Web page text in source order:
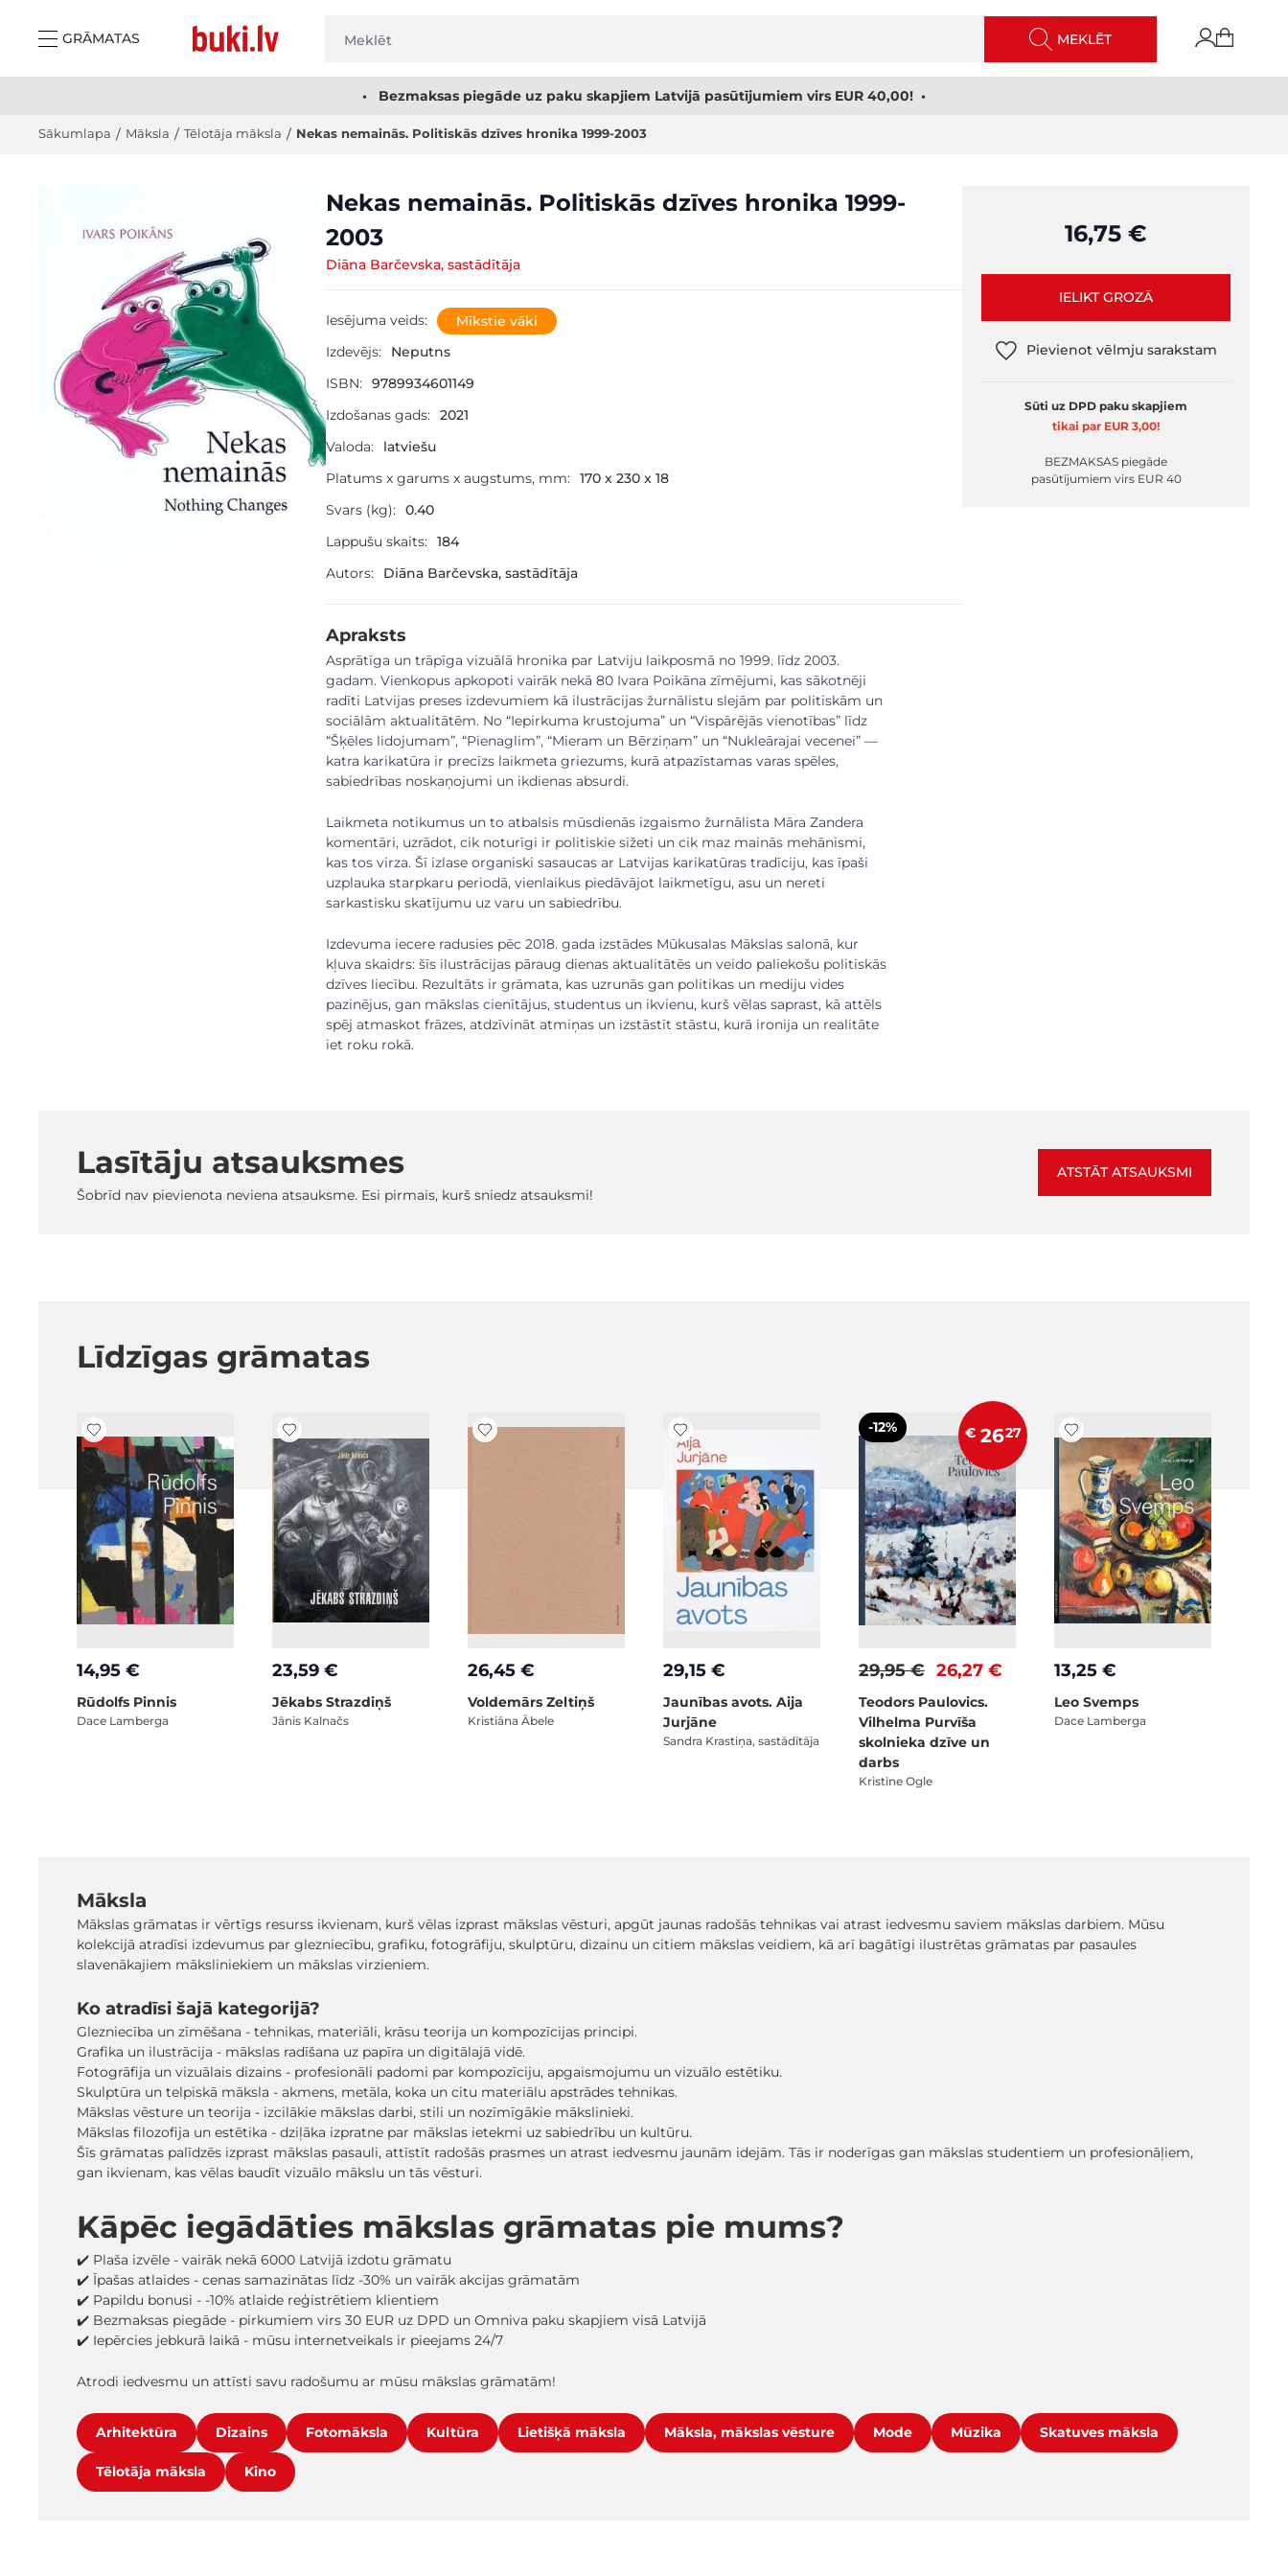
GRĀMATAS
MEKLĒT
• Bezmaksas piegāde uz paku skapjiem Latvijā pasūtījumiem virs EUR 40,00! •
Sākumlapa / Māksla / Tēlotāja māksla / Nekas nemainās. Politiskās dzīves hronika 1999-2003
Nekas nemainās. Politiskās dzīves hronika 1999-
2003
Diāna Barčevska, sastādītāja
Iesējuma veids:
Mīkstie vāki
Izdevējs:
Neputns
ISBN:
9789934601149
Izdošanas gads:
2021
Valoda:
latviešu
Platums x garums x augstums, mm:
170 x 230 x 18
Svars (kg):
0.40
Lappušu skaits:
184
Autors:
Diāna Barčevska, sastādītāja
Apraksts
Asprātīga un trāpīga vizuālā hronika par Latviju laikposmā no 1999. līdz 2003.
gadam. Vienkopus apkopoti vairāk nekā 80 Ivara Poikāna zīmējumi, kas sākotnēji
radīti Latvijas preses izdevumiem kā ilustrācijas žurnālistu slejām par politiskām un
sociālām aktualitātēm. No “Iepirkuma krustojuma” un “Vispārējās vienotības” līdz
“Šķēles lidojumam”, “Pienaglim”, “Mieram un Bērziņam” un “Nukleārajai vecenei” —
katra karikatūra ir precīzs laikmeta griezums, kurā atpazīstamas varas spēles,
sabiedrības noskaņojumi un ikdienas absurdi.
Laikmeta notikumus un to atbalsis mūsdienās izgaismo žurnālista Māra Zandera
komentāri, uzrādot, cik noturīgi ir politiskie sižeti un cik maz mainās mehānismi,
kas tos virza. Šī izlase organiski sasaucas ar Latvijas karikatūras tradīciju, kas īpaši
uzplauka starpkaru periodā, vienlaikus piedāvājot laikmetīgu, asu un nereti
sarkastisku skatījumu uz varu un sabiedrību.
Izdevuma iecere radusies pēc 2018. gada izstādes Mūkusalas Mākslas salonā, kur
kļuva skaidrs: šīs ilustrācijas pāraug dienas aktualitātēs un veido paliekošu politiskās
dzīves liecību. Rezultāts ir grāmata, kas uzrunās gan politikas un mediju vides
pazinējus, gan mākslas cienītājus, studentus un ikvienu, kurš vēlas saprast, kā attēls
spēj atmaskot frāzes, atdzīvināt atmiņas un izstāstīt stāstu, kurā ironija un realitāte
iet roku rokā.
16,75 €
IELIKT GROZĀ
Pievienot vēlmju sarakstam
Sūti uz DPD paku skapjiem
tikai par EUR 3,00!
BEZMAKSAS piegāde
pasūtījumiem virs EUR 40
Lasītāju atsauksmes
Šobrīd nav pievienota neviena atsauksme. Esi pirmais, kurš sniedz atsauksmi!
ATSTĀT ATSAUKSMI
Līdzīgas grāmatas
14,95 €
Rūdolfs Pinnis
Dace Lamberga
23,59 €
Jēkabs Strazdiņš
Jānis Kalnačs
26,45 €
Voldemārs Zeltiņš
Kristiāna Ābele
29,15 €
Jaunības avots. Aija
Jurjāne
Sandra Krastiņa, sastādītāja
-12% € 2627
26,27 €
29,95 €
Teodors Paulovics.
Vilhelma Purvīša
skolnieka dzīve un
darbs
Kristīne Ogle
13,25 €
Leo Svemps
Dace Lamberga
Māksla
Mākslas grāmatas ir vērtīgs resurss ikvienam, kurš vēlas izprast mākslas vēsturi, apgūt jaunas radošās tehnikas vai atrast iedvesmu saviem mākslas darbiem. Mūsu
kolekcijā atradīsi izdevumus par glezniecību, grafiku, fotogrāfiju, skulptūru, dizainu un citiem mākslas veidiem, kā arī bagātīgi ilustrētas grāmatas par pasaules
slavenākajiem māksliniekiem un mākslas virzieniem.
Ko atradīsi šajā kategorijā?
Glezniecība un zīmēšana - tehnikas, materiāli, krāsu teorija un kompozīcijas principi.
Grafika un ilustrācija - mākslas radīšana uz papīra un digitālajā vidē.
Fotogrāfija un vizuālais dizains - profesionāli padomi par kompozīciju, apgaismojumu un vizuālo estētiku.
Skulptūra un telpiskā māksla - akmens, metāla, koka un citu materiālu apstrādes tehnikas.
Mākslas vēsture un teorija - izcilākie mākslas darbi, stili un nozīmīgākie mākslinieki.
Mākslas filozofija un estētika - dziļāka izpratne par mākslas ietekmi uz sabiedrību un kultūru.
Šīs grāmatas palīdzēs izprast mākslas pasauli, attīstīt radošās prasmes un atrast iedvesmu jaunām idejām. Tās ir noderīgas gan mākslas studentiem un profesionāļiem,
gan ikvienam, kas vēlas baudīt vizuālo mākslu un tās vēsturi.
Kāpēc iegādāties mākslas grāmatas pie mums?
✔️ Plaša izvēle - vairāk nekā 6000 Latvijā izdotu grāmatu
✔️ Īpašas atlaides - cenas samazinātas līdz -30% un vairāk akcijas grāmatām
✔️ Papildu bonusi - -10% atlaide reģistrētiem klientiem
✔️ Bezmaksas piegāde - pirkumiem virs 30 EUR uz DPD un Omniva paku skapjiem visā Latvijā
✔️ Iepērcies jebkurā laikā - mūsu internetveikals ir pieejams 24/7
Atrodi iedvesmu un attīsti savu radošumu ar mūsu mākslas grāmatām!
Arhitektūra Dizains Fotomāksla Kultūra Lietišķā māksla Māksla, mākslas vēsture Mode Mūzika Skatuves māksla
Tēlotāja māksla Kino